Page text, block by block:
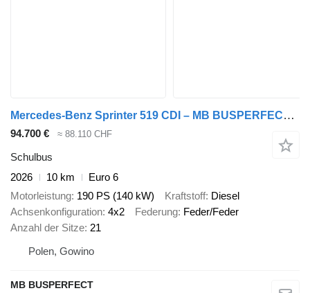
Mercedes-Benz Sprinter 519 CDI – MB BUSPERFECT - Luxury Line
94.700 € ≈ 88.110 CHF
Schulbus
2026
10 km
Euro 6
Motorleistung 190 PS (140 kW) Kraftstoff Diesel
Achsenkonfiguration 4x2 Federung Feder/Feder
Anzahl der Sitze 21
Polen, Gowino
MB BUSPERFECT